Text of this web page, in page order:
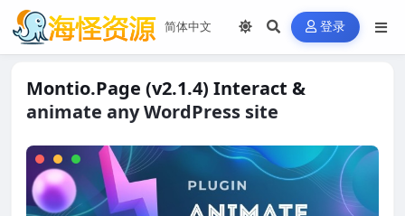
登录
Montio.Page (v2.1.4) Interact &
animate any WordPress site